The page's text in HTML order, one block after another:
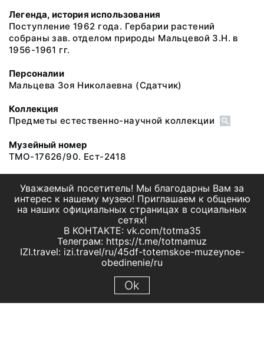
Легенда, история использования
Поступление 1962 года. Гербарии растений
собраны зав. отделом природы Мальцевой З.Н. в
1956-1961 гг.
Персоналии
Мальцева Зоя Николаевна (Сдатчик)
Коллекция
Предметы естественно-научной коллекции
Музейный номер
ТМО-17626/90. Ест-2418
Уважаемый посетитель! Мы благодарны Вам за
интерес к нашему музею! Приглашаем к общению
на наших официальных страницах в социальных
сетях!
В КОНТАКТЕ: vk.com/totma35
Телеграм: https://t.me/totmamuz
IZI.travel: izi.travel/ru/45df-totemskoe-muzeynoe-
obedinenie/ru
Ok